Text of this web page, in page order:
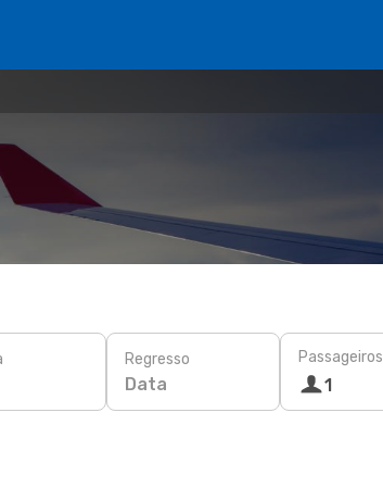
Regresso
Data
Passageiros
1